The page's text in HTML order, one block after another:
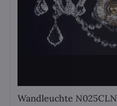
Wandleuchte N025CLN